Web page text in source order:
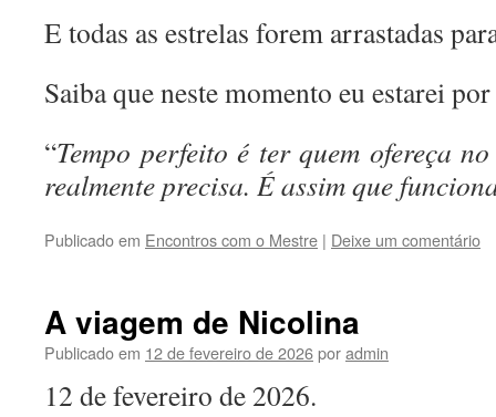
E todas as estrelas forem arrastadas
Saiba que neste momento eu estarei
“Tempo perfeito é ter quem ofereça
realmente precisa. É assim que
Publicado em Encontros com o Mestre | Deixe um comentário
A viagem de Nicolina
Publicado em 12 de fevereiro de 2026poradmin
12 de fevereiro de 2026.